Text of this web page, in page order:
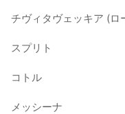
チヴィタヴェッキア (ロ
スプリト
コトル
メッシーナ